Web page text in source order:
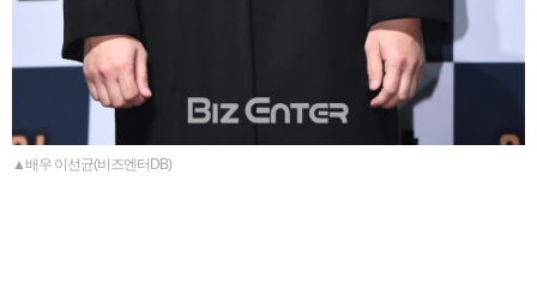
▲배우 이선균(비즈엔터DB)